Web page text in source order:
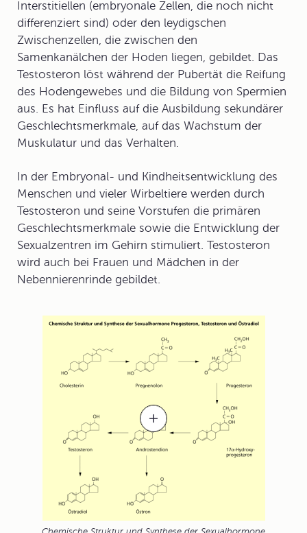
Interstitiellen (embryonale Zellen, die noch nicht
differenziert sind) oder den leydigschen
Zwischenzellen, die zwischen den
Samenkanälchen der Hoden liegen, gebildet. Das
Testosteron löst während der Pubertät die Reifung
des Hodengewebes und die Bildung von Spermien
aus. Es hat Einfluss auf die Ausbildung sekundärer
Geschlechtsmerkmale, auf das Wachstum der
Muskulatur und das Verhalten.
In der Embryonal- und Kindheitsentwicklung des
Menschen und vieler Wirbeltiere werden durch
Testosteron und seine Vorstufen die primären
Geschlechtsmerkmale sowie die Entwicklung der
Sexualzentren im Gehirn stimuliert. Testosteron
wird auch bei Frauen und Mädchen in der
Nebennierenrinde gebildet.